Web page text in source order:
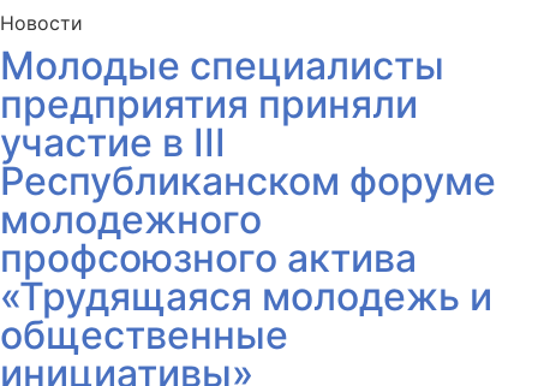
Новости
Молодые специалисты
предприятия приняли
участие в III
Республиканском форуме
молодежного
профсоюзного актива
«Трудящаяся молодежь и
общественные
инициативы»